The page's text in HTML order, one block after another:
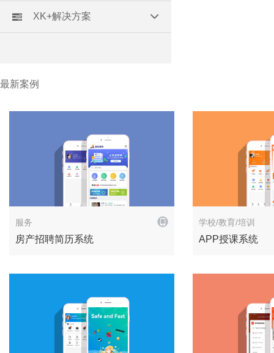
XK+解决方案
最新案例
解决方案
服务
房产招聘简历系统
学校/教育/培训
APP授课系统